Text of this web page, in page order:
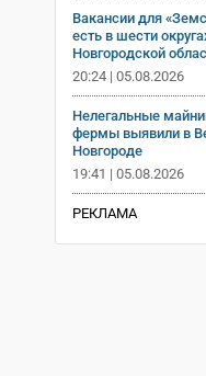
Вакансии для
есть в шести
Новгородской
20:24 | 05.08.2026
Нелегальные
фермы выявили в
Новгороде
19:41 | 05.08.2026
РЕКЛАМА